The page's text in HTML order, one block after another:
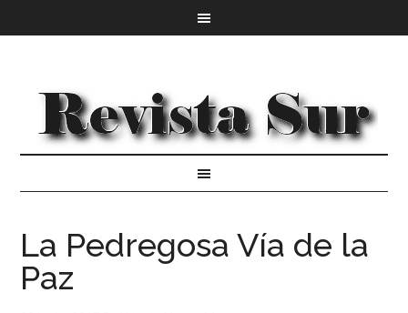
La Pedregosa Vía de la
Paz